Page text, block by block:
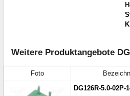
Weitere Produktangebote
Foto
DG126R-5.0-02P-